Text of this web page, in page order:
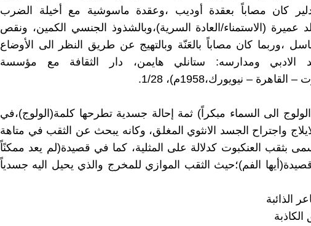
كان مصاباً بعقدة أوديب ،وعقدة ماسوشية مع أخيلة الضرب
عميرة (الاستمناء/العادة السرية)،وبالشذوذ الجنسي الكمين، ونقص
،وربما كان مصاباً بالعَنّة وبالتهيج عن طريق النظر الى الأوضاع
الادبي ومدارسه: ستانلي هايمن، دار الثقافة مع مؤسسة
– نيويورك،1958م)، 1/28.
الى السماء مبكراً) ثمة إحالة جسدية تطرحها كلمة(الولوج)،في
واجتراح الجسد الانثوي المغلق، وكانه يبحث عن الثقب في متاهة
بثقب العنكبوت كدلالة على المثلية، كما في قصيدة(لم يعد ممكنًاً
الفم)؛حيث الثقب الموازي للمخرج والذي يحيل اليه جسدياً
الذائبة